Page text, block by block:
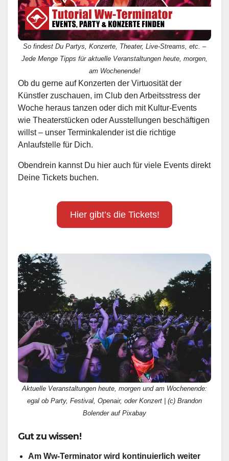
So findest Du Partys, Konzerte, Theater, Live-Streams, etc. –
Jede Menge Tipps für aktuelle Veranstaltungen heute, morgen,
am Wochenende!
Ob du gerne auf Konzerten der Virtuosität der
Künstler zuschauen, im Club den Arbeitsstress der
Woche heraus tanzen oder dich mit Kultur-Events
wie Theaterstücken oder Ausstellungen beschäftigen
willst – unser Terminkalender ist die richtige
Anlaufstelle für Dich.
Obendrein kannst Du hier auch für viele Events direkt
Deine Tickets buchen.
Hier gibt’s die Tickets!
Aktuelle Veranstaltungen heute, morgen und am Wochenende:
egal ob Party, Festival, Openair, oder Konzert | (c) Brandon
Bolender auf Pixabay
Gut zu wissen!
Am Ww-Terminator wird kontinuierlich weiter